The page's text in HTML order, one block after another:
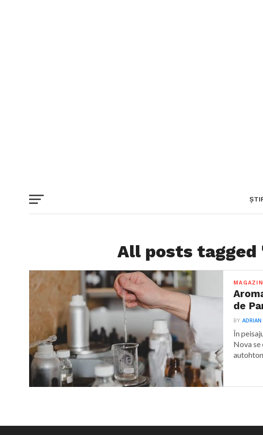
All posts
MAGAZIN
de
BYADRIAN
În
Nova